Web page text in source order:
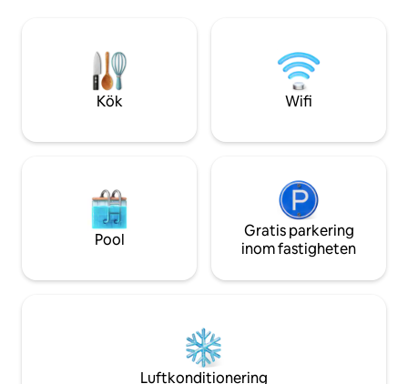
växterna i den
att hålla vattnet
otroligt
Kök Wifi
Pool
Gratis parkering
inom fastigheten
Luftkonditionering